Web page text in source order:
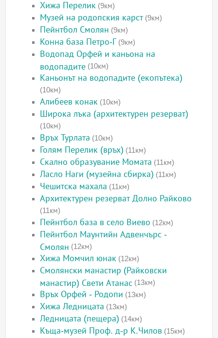
Хижа Перелик (9км)
Музей на родопския карст(9км)
Пейнтбол Смолян (9км)
Конна база Петро-Г (9км)
Водопад Орфей и каньона на
водопадите (10км)
Каньонът на водопадите (екопътека)
(10км)
Алибеев конак (10км)
Широка лъка (архитектурен резерват)
(10км)
Връх Турлата (10км)
Голям Перелик (връх) (11км)
Скално образувание Момата (11км)
Ласло Наги (музейна сбирка) (11км)
Чешитска махала (11км)
Архитектурен резерват Долно Райково
(11км)
Пейнтбол база в село Виево (12км)
Пейнтбол Маунтийн Адвенчърс -
Смолян (12км)
Хижа Момчил юнак (12км)
Смолянски манастир (Райковски
манастир) Свети Атанас (13км)
Връх Орфей - Родопи (13км)
Хижа Ледницата (13км)
Ледницата (пещера) (14км)
Къща-музей Проф. д-р К.Чилов (15км)